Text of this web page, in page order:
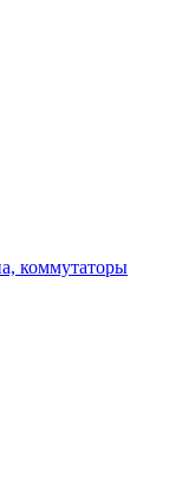
коммутаторы